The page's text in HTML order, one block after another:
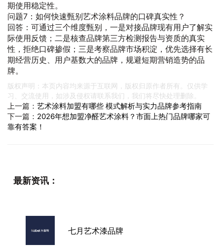
期使用稳定性。
问题7：如何快速甄别艺术涂料品牌的口碑真实性？
回答：可通过三个维度甄别，一是对接品牌现有用户了解实
际使用反馈；二是核查品牌第三方检测报告与资质的真实
性，拒绝口碑掺假；三是考察品牌市场积淀，优先选择有长
期经营历史、用户基数大的品牌，规避短期营销造势的品
牌。
版权声明：本页内容均来源于互联网，版权归原作者所有。仅供学
习、交流使用，如涉及侵权请联系我们，我们将尽快处理删除。
上一篇： 艺术涂料加盟有哪些 模式解析与实力品牌参考指南
下一篇： 2026年想加盟净醛艺术涂料？市面上热门品牌哪家可
靠有答案！
最新资讯：
七月艺术漆品牌